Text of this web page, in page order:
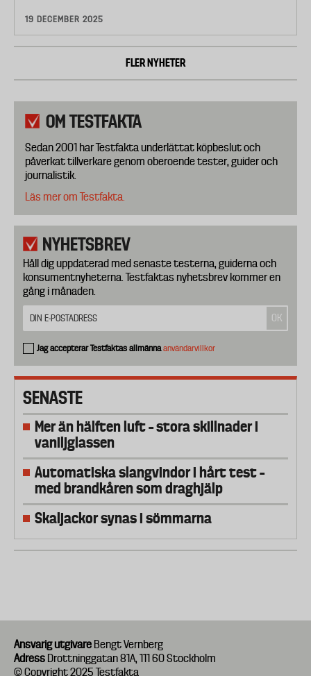
19 DECEMBER 2025
FLER NYHETER
OM TESTFAKTA
Sedan 2001 har Testfakta underlättat köpbeslut och
påverkat tillverkare genom oberoende tester, guider och
journalistik.
Läs mer om Testfakta.
NYHETSBREV
Håll dig uppdaterad med senaste testerna, guiderna och
konsumentnyheterna. Testfaktas nyhetsbrev kommer en
gång i månaden.
Jag accepterar Testfaktas allmännaanvändarvillkor
SENASTE
Mer än hälften luft – stora skillnader i
vaniljglassen
Automatiska slangvindor i hårt test –
med brandkåren som draghjälp
Skaljackor synas i sömmarna
Ansvarig utgivare Bengt Vernberg
Adress Drottninggatan 81A, 111 60 Stockholm
© Copyright 2025 Testfakta